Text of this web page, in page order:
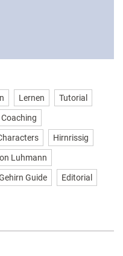
Lernen Tutorial
Hirnrissig
Luhmann
Guide Editorial